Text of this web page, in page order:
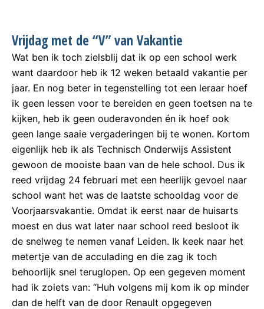
Vrijdag met de “V” van Vakantie
Wat ben ik toch zielsblij dat ik op een school werk
want daardoor heb ik 12 weken betaald vakantie per
jaar. En nog beter in tegenstelling tot een leraar hoef
ik geen lessen voor te bereiden en geen toetsen na te
kijken, heb ik geen ouderavonden én ik hoef ook
geen lange saaie vergaderingen bij te wonen. Kortom
eigenlijk heb ik als Technisch Onderwijs Assistent
gewoon de mooiste baan van de hele school. Dus ik
reed vrijdag 24 februari met een heerlijk gevoel naar
school want het was de laatste schooldag voor de
Voorjaarsvakantie. Omdat ik eerst naar de huisarts
moest en dus wat later naar school reed besloot ik
de snelweg te nemen vanaf Leiden. Ik keek naar het
metertje van de acculading en die zag ik toch
behoorlijk snel teruglopen. Op een gegeven moment
had ik zoiets van: “Huh volgens mij kom ik op minder
dan de helft van de door Renault opgegeven